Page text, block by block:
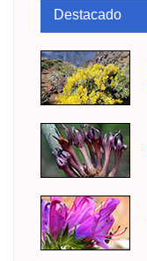
Destacado